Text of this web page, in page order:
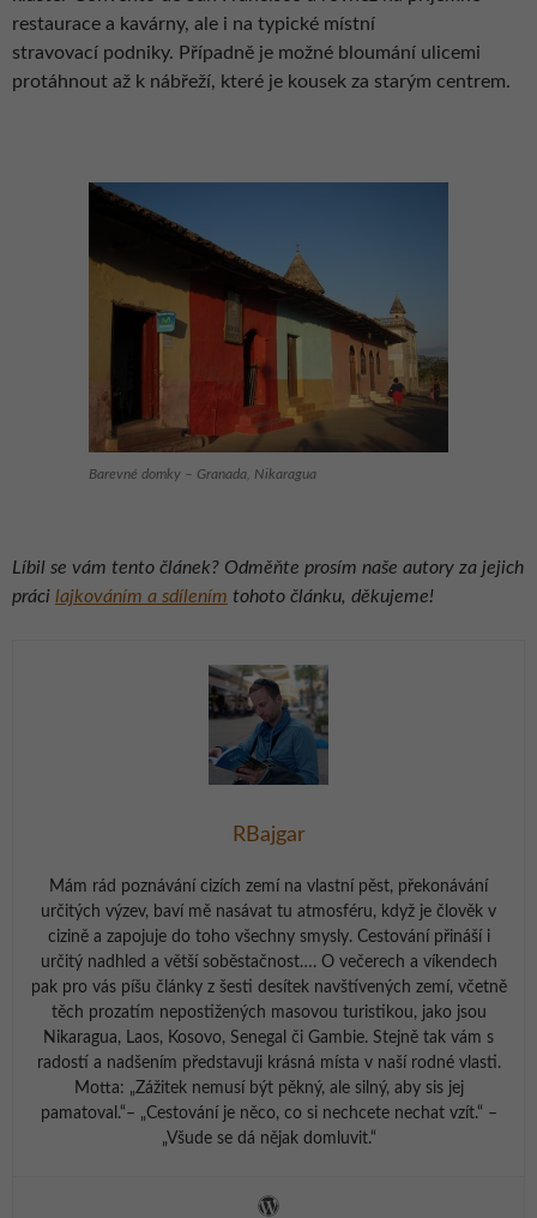
restaurace a kavárny, ale i na typické místní
stravovací podniky. Případně je možné bloumání ulicemi
protáhnout až k nábřeží, které je kousek za starým centrem.
Barevné domky – Granada, Nikaragua
Líbil se vám tento článek? Odměňte prosím naše autory za jejich
práci lajkováním a sdílením tohoto článku, děkujeme!
RBajgar
Mám rád poznávání cizích zemí na vlastní pěst, překonávání
určitých výzev, baví mě nasávat tu atmosféru, když je člověk v
cizině a zapojuje do toho všechny smysly. Cestování přináší i
určitý nadhled a větší soběstačnost…. O večerech a víkendech
pak pro vás píšu články z šesti desítek navštívených zemí, včetně
těch prozatím nepostižených masovou turistikou, jako jsou
Nikaragua, Laos, Kosovo, Senegal či Gambie. Stejně tak vám s
radostí a nadšením představuji krásná místa v naší rodné vlasti.
Motta: „Zážitek nemusí být pěkný, ale silný, aby sis jej
pamatoval.“– „Cestování je něco, co si nechcete nechat vzít.“ –
„Všude se dá nějak domluvit.“